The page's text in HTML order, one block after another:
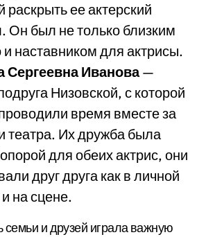
раскрыть ее актерский
Он был не только близким
наставником для актрисы.
Сергеевна Иванова—
Низовской, с которой
время вместе за
театра. Их дружба была
для обеих актрис, они
друг друга как в личной
на сцене.
семьи и друзей играла важную